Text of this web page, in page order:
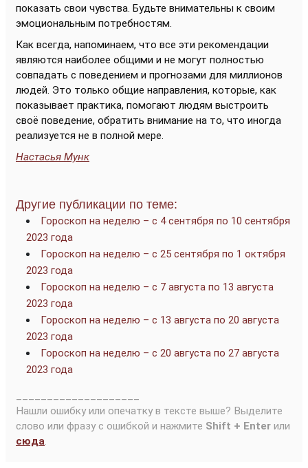
показать свои чувства. Будьте внимательны к своим
эмоциональным потребностям.
Как всегда, напоминаем, что все эти рекомендации
являются наиболее общими и не могут полностью
совпадать с поведением и прогнозами для миллионов
людей. Это только общие направления, которые, как
показывает практика, помогают людям выстроить
своё поведение, обратить внимание на то, что иногда
реализуется не в полной мере.
Настасья Мунк
Другие публикации по теме:
Гороскоп на неделю – с 4 сентября по 10 сентября
2023 года
Гороскоп на неделю – с 25 сентября по 1 октября
2023 года
Гороскоп на неделю – с 7 августа по 13 августа
2023 года
Гороскоп на неделю – с 13 августа по 20 августа
2023 года
Гороскоп на неделю – с 20 августа по 27 августа
2023 года
Нашли ошибку или опечатку в тексте выше? Выделите
слово или фразу с ошибкой и нажмите Shift + Enter или
сюда.